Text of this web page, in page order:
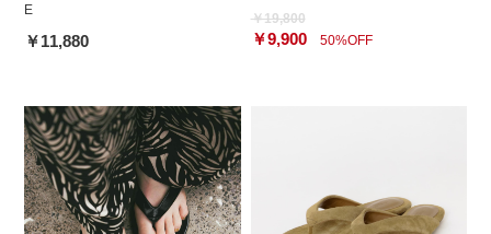
E
￥11,880
￥19,800
￥9,90050%OFF